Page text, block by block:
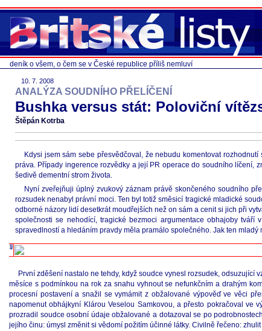
deník o všem, o čem se v České republice příliš nemluví
10. 7. 2008
ANALÝZA SOUDNÍHO PŘELÍČENÍ
Bushka versus stát: Poloviční
Štěpán Kotrba
Kdysi jsem sám sebe přesvědčoval, že nebudu komentovat
práva. Případy ingerence rozvědky a její PR operace do soudního líčení,
šedivě dementní strom života.
Nyní zveřejňuji úplný zvukový záznam právě skončeného soudního
rozsudek nenabyl právní moci. Ten byl totiž směsicí tragické mladické
odborné názory lidí desetkrát moudřejších než on sám a cenit si jich při
společnosti se nehodící, tragické bezmoci argumentace obhajoby tváří
spravedlností a hledáním pravdy měla pramálo společného. Jak ten mladý
První zděšení nastalo ne tehdy, když soudce vynesl rozsudek,
měsíce s podmínkou na rok za snahu vyhnout se nefunkčním a drahým
procesní postavení a snažil se vymámit z obžalované výpověď ve věci
napomenut obhájkyní Klárou Veselou Samkovou, a přesto pokračoval ve
prozradil soudce osobní údaje obžalované a dotazoval se po
jejího činu: úmysl změnit si vědomí požitím účinné látky. Civilně řečeno: